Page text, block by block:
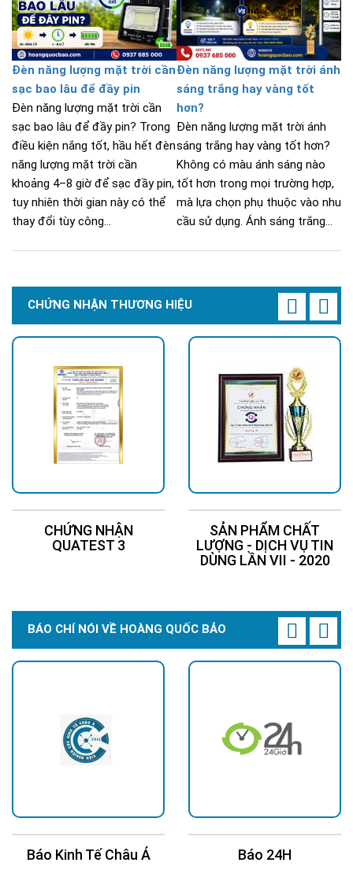
Đèn năng lượng mặt trời cần
sạc bao lâu để đầy pin
Đèn năng lượng mặt trời cần
sạc bao lâu để đầy pin? Trong
điều kiện nắng tốt, hầu hết đèn
năng lượng mặt trời cần
khoảng 4–8 giờ để sạc đầy pin,
tuy nhiên thời gian này có thể
thay đổi tùy công...
Đèn năng lượng mặt trời ánh
sáng trắng hay vàng tốt
hơn?
Đèn năng lượng mặt trời ánh
sáng trắng hay vàng tốt hơn?
Không có màu ánh sáng nào
tốt hơn trong mọi trường hợp,
mà lựa chọn phụ thuộc vào nhu
cầu sử dụng. Ánh sáng trắng...
CHỨNG NHẬN THƯƠNG HIỆU
CHỨNG NHẬN
QUATEST 3
SẢN PHẨM CHẤT
LƯỢNG - DỊCH VỤ TIN
DÙNG LẦN VII - 2020
BÁO CHÍ NÓI VỀ HOÀNG QUỐC BẢO
Báo Kinh Tế Châu Á Báo 24H